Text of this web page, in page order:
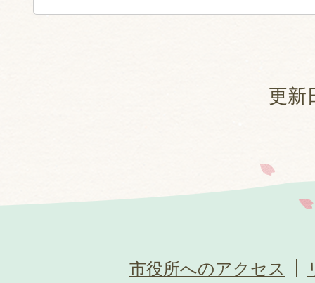
更新
市役所へのアクセス